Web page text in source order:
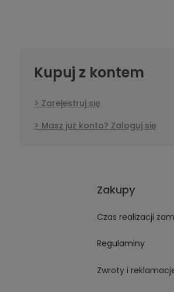
Kupuj z kontem
Zarejestruj się
Masz już konto? Zaloguj się
Zakupy
Czas realizacji
Regulaminy
Zwroty i